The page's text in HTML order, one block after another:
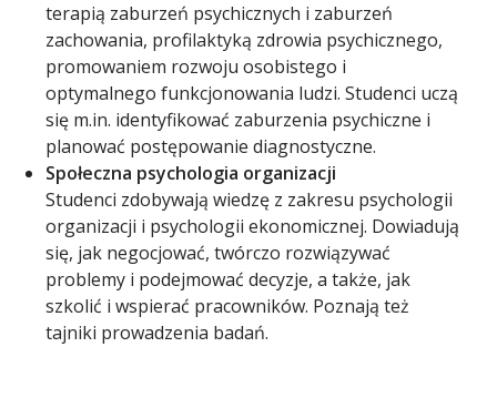
terapią zaburzeń psychicznych i zaburzeń
zachowania, profilaktyką zdrowia psychicznego,
promowaniem rozwoju osobistego i
optymalnego funkcjonowania ludzi. Studenci uczą
się m.in. identyfikować zaburzenia psychiczne i
planować postępowanie diagnostyczne.
Społeczna psychologia organizacji
Studenci zdobywają wiedzę z zakresu psychologii
organizacji i psychologii ekonomicznej. Dowiadują
się, jak negocjować, twórczo rozwiązywać
problemy i podejmować decyzje, a także, jak
szkolić i wspierać pracowników. Poznają też
tajniki prowadzenia badań.